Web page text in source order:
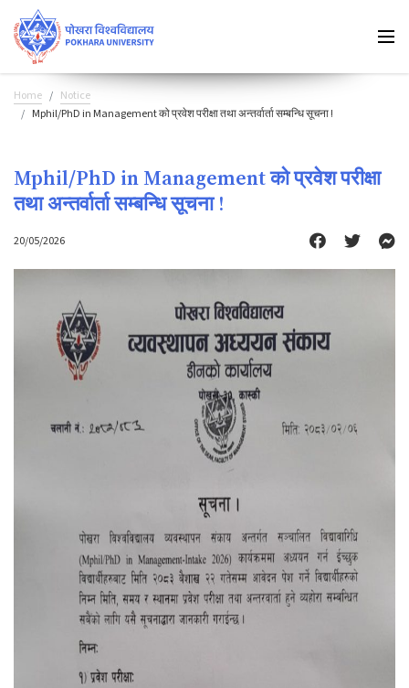
Home
Notice
Mphil/PhD in Management को प्रवेश परीक्षा तथा अन्तर्वार्ता सम्बन्धि सूचना !
Mphil/PhD in Management को प्रवेश परीक्षा
तथा अन्तर्वार्ता सम्बन्धि सूचना !
20/05/2026